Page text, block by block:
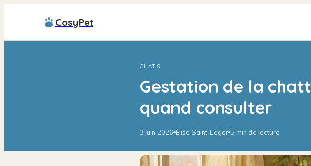
CosyPet
CHATS
Gestation de la
quand consulter
3 juin 2026·Élise Saint-Léger·5 min de lecture